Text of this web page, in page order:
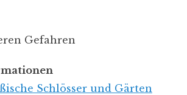
Gefahren
Schlösser und Gärten